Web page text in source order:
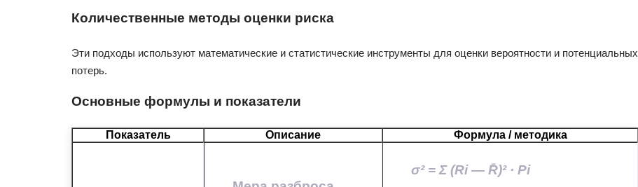
Количественные методы оценки риска
Эти подходы используют математические и статистические инструменты для оценки вероятности и потенциальных
потерь.
Основные формулы и показатели
Показатель Описание Формула / методика
σ² = Σ (Ri — R̄)² · Pi